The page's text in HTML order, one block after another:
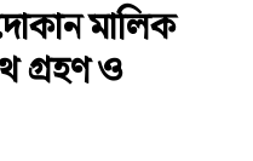
মালিক
গ্রহণ ও